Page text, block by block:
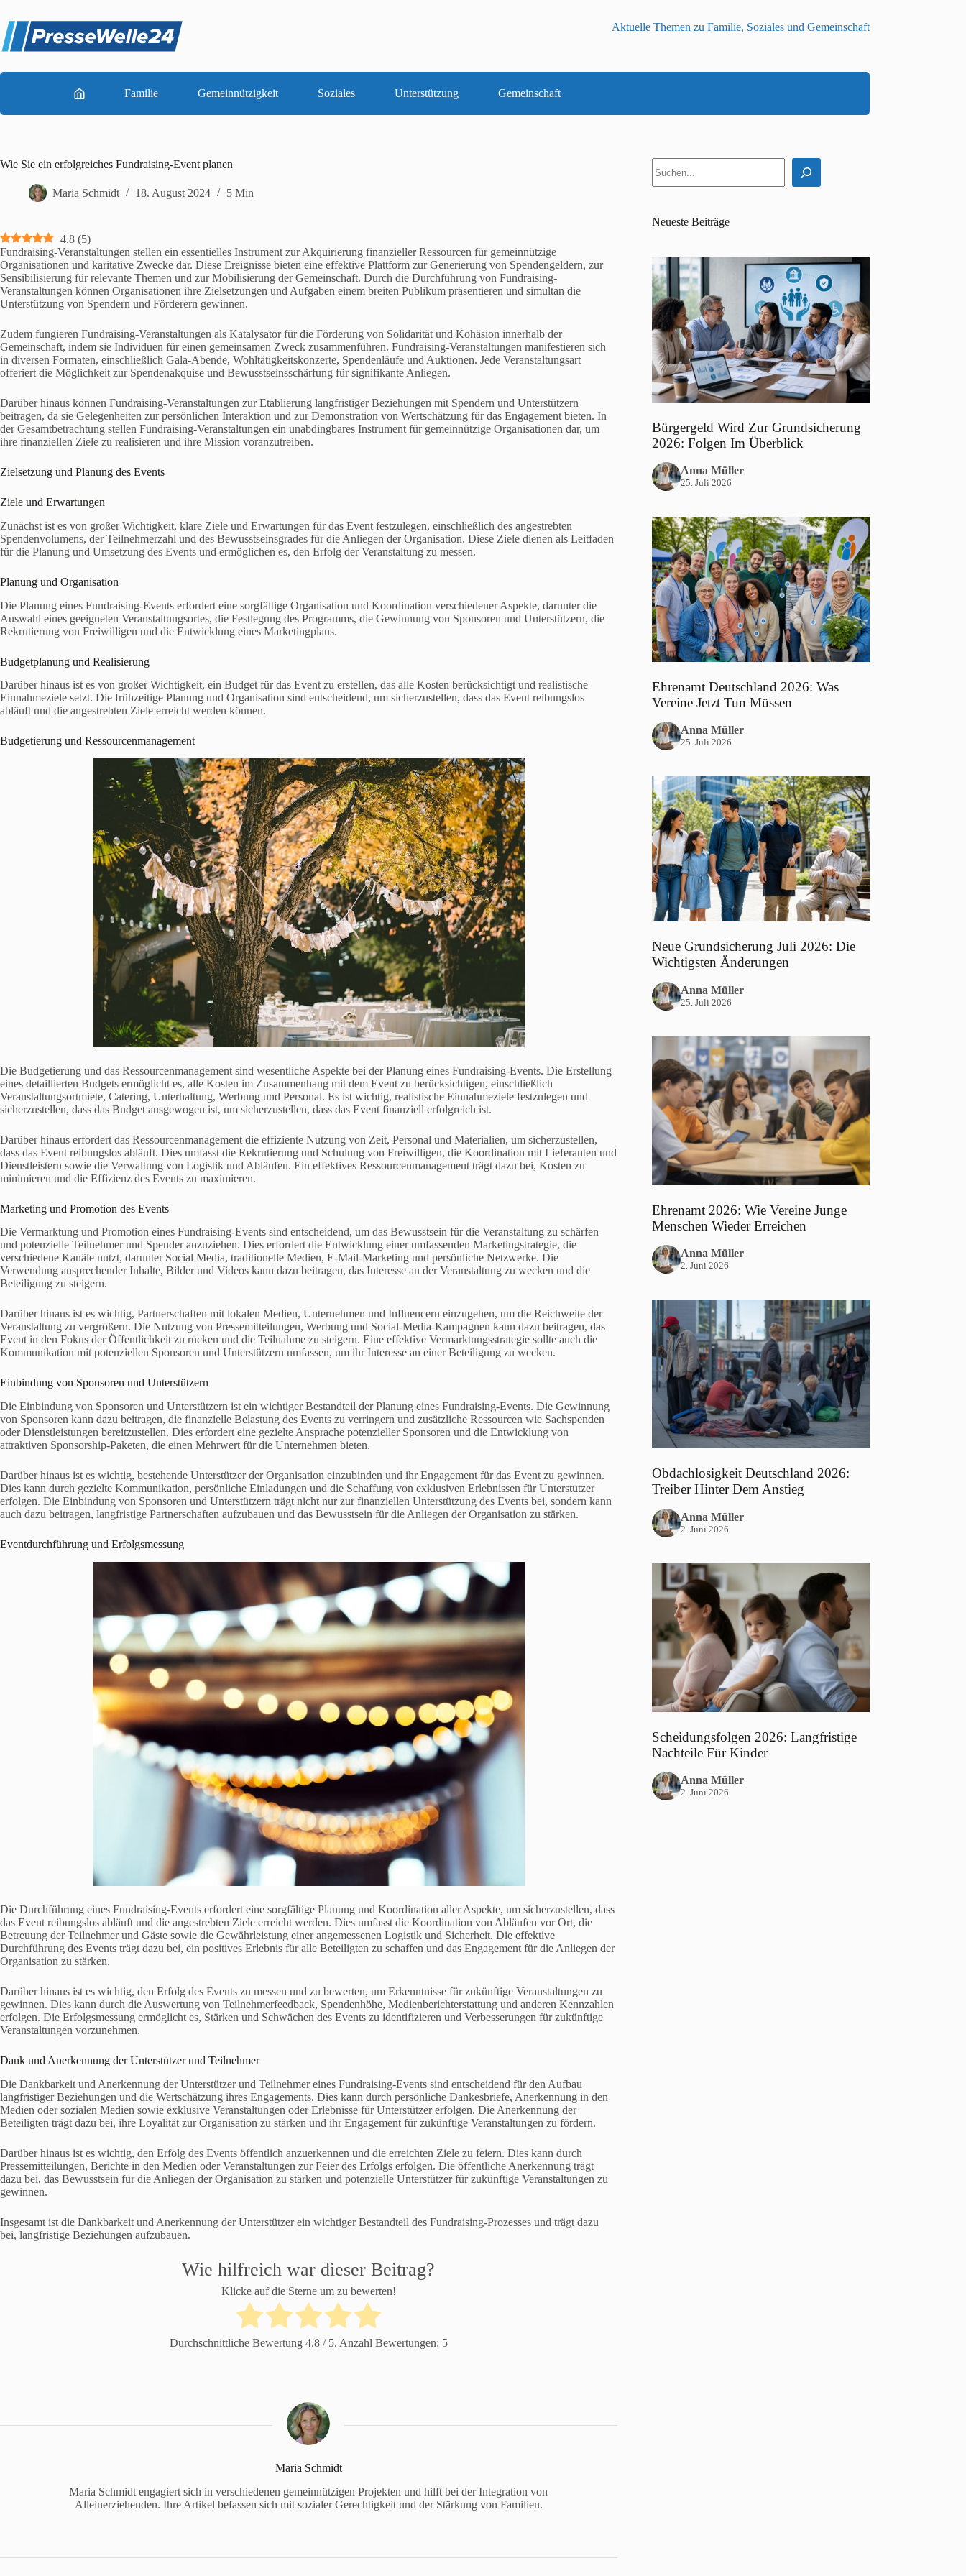
Inhalt
springen
Aktuelle Themen zu Familie, Soziales und Gemeinschaft
Familie Gemeinnützigkeit Soziales Unterstützung Gemeinschaft
Wie Sie ein erfolgreiches Fundraising-Event planen
Maria Schmidt 18. August 2024 5 Min
4.8 (5)
Fundraising-Veranstaltungen stellen ein essentielles Instrument zur Akquirierung finanzieller Ressourcen für gemeinnützige
Organisationen und karitative Zwecke dar. Diese Ereignisse bieten eine effektive Plattform zur Generierung von Spendengeldern, zur
Sensibilisierung für relevante Themen und zur Mobilisierung der Gemeinschaft. Durch die Durchführung von Fundraising-
Veranstaltungen können Organisationen ihre Zielsetzungen und Aufgaben einem breiten Publikum präsentieren und simultan die
Unterstützung von Spendern und Förderern gewinnen.
Zudem fungieren Fundraising-Veranstaltungen als Katalysator für die Förderung von Solidarität und Kohäsion innerhalb der
Gemeinschaft, indem sie Individuen für einen gemeinsamen Zweck zusammenführen. Fundraising-Veranstaltungen manifestieren sich
in diversen Formaten, einschließlich Gala-Abende, Wohltätigkeitskonzerte, Spendenläufe und Auktionen. Jede Veranstaltungsart
offeriert die Möglichkeit zur Spendenakquise und Bewusstseinsschärfung für signifikante Anliegen.
Darüber hinaus können Fundraising-Veranstaltungen zur Etablierung langfristiger Beziehungen mit Spendern und Unterstützern
beitragen, da sie Gelegenheiten zur persönlichen Interaktion und zur Demonstration von Wertschätzung für das Engagement bieten. In
der Gesamtbetrachtung stellen Fundraising-Veranstaltungen ein unabdingbares Instrument für gemeinnützige Organisationen dar, um
ihre finanziellen Ziele zu realisieren und ihre Mission voranzutreiben.
Zielsetzung und Planung des Events
Ziele und Erwartungen
Zunächst ist es von großer Wichtigkeit, klare Ziele und Erwartungen für das Event festzulegen, einschließlich des angestrebten
Spendenvolumens, der Teilnehmerzahl und des Bewusstseinsgrades für die Anliegen der Organisation. Diese Ziele dienen als Leitfaden
für die Planung und Umsetzung des Events und ermöglichen es, den Erfolg der Veranstaltung zu messen.
Planung und Organisation
Die Planung eines Fundraising-Events erfordert eine sorgfältige Organisation und Koordination verschiedener Aspekte, darunter die
Auswahl eines geeigneten Veranstaltungsortes, die Festlegung des Programms, die Gewinnung von Sponsoren und Unterstützern, die
Rekrutierung von Freiwilligen und die Entwicklung eines Marketingplans.
Budgetplanung und Realisierung
Darüber hinaus ist es von großer Wichtigkeit, ein Budget für das Event zu erstellen, das alle Kosten berücksichtigt und realistische
Einnahmeziele setzt. Die frühzeitige Planung und Organisation sind entscheidend, um sicherzustellen, dass das Event reibungslos
abläuft und die angestrebten Ziele erreicht werden können.
Budgetierung und Ressourcenmanagement
Die Budgetierung und das Ressourcenmanagement sind wesentliche Aspekte bei der Planung eines Fundraising-Events. Die Erstellung
eines detaillierten Budgets ermöglicht es, alle Kosten im Zusammenhang mit dem Event zu berücksichtigen, einschließlich
Veranstaltungsortmiete, Catering, Unterhaltung, Werbung und Personal. Es ist wichtig, realistische Einnahmeziele festzulegen und
sicherzustellen, dass das Budget ausgewogen ist, um sicherzustellen, dass das Event finanziell erfolgreich ist.
Darüber hinaus erfordert das Ressourcenmanagement die effiziente Nutzung von Zeit, Personal und Materialien, um sicherzustellen,
dass das Event reibungslos abläuft. Dies umfasst die Rekrutierung und Schulung von Freiwilligen, die Koordination mit Lieferanten und
Dienstleistern sowie die Verwaltung von Logistik und Abläufen. Ein effektives Ressourcenmanagement trägt dazu bei, Kosten zu
minimieren und die Effizienz des Events zu maximieren.
Marketing und Promotion des Events
Die Vermarktung und Promotion eines Fundraising-Events sind entscheidend, um das Bewusstsein für die Veranstaltung zu schärfen
und potenzielle Teilnehmer und Spender anzuziehen. Dies erfordert die Entwicklung einer umfassenden Marketingstrategie, die
verschiedene Kanäle nutzt, darunter Social Media, traditionelle Medien, E-Mail-Marketing und persönliche Netzwerke. Die
Verwendung ansprechender Inhalte, Bilder und Videos kann dazu beitragen, das Interesse an der Veranstaltung zu wecken und die
Beteiligung zu steigern.
Darüber hinaus ist es wichtig, Partnerschaften mit lokalen Medien, Unternehmen und Influencern einzugehen, um die Reichweite der
Veranstaltung zu vergrößern. Die Nutzung von Pressemitteilungen, Werbung und Social-Media-Kampagnen kann dazu beitragen, das
Event in den Fokus der Öffentlichkeit zu rücken und die Teilnahme zu steigern. Eine effektive Vermarktungsstrategie sollte auch die
Kommunikation mit potenziellen Sponsoren und Unterstützern umfassen, um ihr Interesse an einer Beteiligung zu wecken.
Einbindung von Sponsoren und Unterstützern
Die Einbindung von Sponsoren und Unterstützern ist ein wichtiger Bestandteil der Planung eines Fundraising-Events. Die Gewinnung
von Sponsoren kann dazu beitragen, die finanzielle Belastung des Events zu verringern und zusätzliche Ressourcen wie Sachspenden
oder Dienstleistungen bereitzustellen. Dies erfordert eine gezielte Ansprache potenzieller Sponsoren und die Entwicklung von
attraktiven Sponsorship-Paketen, die einen Mehrwert für die Unternehmen bieten.
Darüber hinaus ist es wichtig, bestehende Unterstützer der Organisation einzubinden und ihr Engagement für das Event zu gewinnen.
Dies kann durch gezielte Kommunikation, persönliche Einladungen und die Schaffung von exklusiven Erlebnissen für Unterstützer
erfolgen. Die Einbindung von Sponsoren und Unterstützern trägt nicht nur zur finanziellen Unterstützung des Events bei, sondern kann
auch dazu beitragen, langfristige Partnerschaften aufzubauen und das Bewusstsein für die Anliegen der Organisation zu stärken.
Eventdurchführung und Erfolgsmessung
Die Durchführung eines Fundraising-Events erfordert eine sorgfältige Planung und Koordination aller Aspekte, um sicherzustellen, dass
das Event reibungslos abläuft und die angestrebten Ziele erreicht werden. Dies umfasst die Koordination von Abläufen vor Ort, die
Betreuung der Teilnehmer und Gäste sowie die Gewährleistung einer angemessenen Logistik und Sicherheit. Die effektive
Durchführung des Events trägt dazu bei, ein positives Erlebnis für alle Beteiligten zu schaffen und das Engagement für die Anliegen der
Organisation zu stärken.
Darüber hinaus ist es wichtig, den Erfolg des Events zu messen und zu bewerten, um Erkenntnisse für zukünftige Veranstaltungen zu
gewinnen. Dies kann durch die Auswertung von Teilnehmerfeedback, Spendenhöhe, Medienberichterstattung und anderen Kennzahlen
erfolgen. Die Erfolgsmessung ermöglicht es, Stärken und Schwächen des Events zu identifizieren und Verbesserungen für zukünftige
Veranstaltungen vorzunehmen.
Dank und Anerkennung der Unterstützer und Teilnehmer
Die Dankbarkeit und Anerkennung der Unterstützer und Teilnehmer eines Fundraising-Events sind entscheidend für den Aufbau
langfristiger Beziehungen und die Wertschätzung ihres Engagements. Dies kann durch persönliche Dankesbriefe, Anerkennung in den
Medien oder sozialen Medien sowie exklusive Veranstaltungen oder Erlebnisse für Unterstützer erfolgen. Die Anerkennung der
Beteiligten trägt dazu bei, ihre Loyalität zur Organisation zu stärken und ihr Engagement für zukünftige Veranstaltungen zu fördern.
Darüber hinaus ist es wichtig, den Erfolg des Events öffentlich anzuerkennen und die erreichten Ziele zu feiern. Dies kann durch
Pressemitteilungen, Berichte in den Medien oder Veranstaltungen zur Feier des Erfolgs erfolgen. Die öffentliche Anerkennung trägt
dazu bei, das Bewusstsein für die Anliegen der Organisation zu stärken und potenzielle Unterstützer für zukünftige Veranstaltungen zu
gewinnen.
Insgesamt ist die Dankbarkeit und Anerkennung der Unterstützer ein wichtiger Bestandteil des Fundraising-Prozesses und trägt dazu
bei, langfristige Beziehungen aufzubauen.
Wie hilfreich war dieser Beitrag?
Klicke auf die Sterne um zu bewerten!
Durchschnittliche Bewertung 4.8/ 5. Anzahl Bewertungen: 5
Maria Schmidt
Maria Schmidt engagiert sich in verschiedenen gemeinnützigen Projekten und hilft bei der Integration von
Alleinerziehenden. Ihre Artikel befassen sich mit sozialer Gerechtigkeit und der Stärkung von Familien.
Neueste Beiträge
Bürgergeld Wird Zur Grundsicherung
2026: Folgen Im Überblick
Anna Müller
25. Juli 2026
Ehrenamt Deutschland 2026: Was
Vereine Jetzt Tun Müssen
Anna Müller
25. Juli 2026
Neue Grundsicherung Juli 2026: Die
Wichtigsten Änderungen
Anna Müller
25. Juli 2026
Ehrenamt 2026: Wie Vereine Junge
Menschen Wieder Erreichen
Anna Müller
2. Juni 2026
Obdachlosigkeit Deutschland 2026:
Treiber Hinter Dem Anstieg
Anna Müller
2. Juni 2026
Scheidungsfolgen 2026: Langfristige
Nachteile Für Kinder
Anna Müller
2. Juni 2026